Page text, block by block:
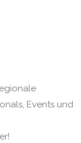
Events und